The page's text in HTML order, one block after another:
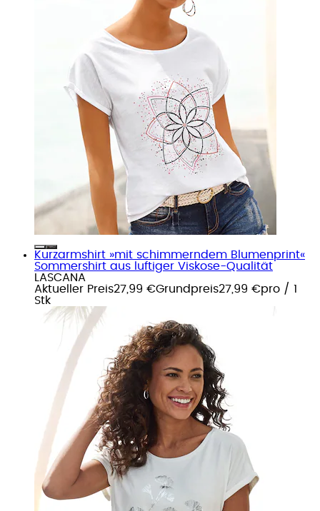
Kurzarmshirt »mit schimmerndem Blumenprint«
Sommershirt aus luftiger Viskose-Qualität
LASCANA
Aktueller Preis27,99 €Grundpreis27,99 €pro / 1
Stk